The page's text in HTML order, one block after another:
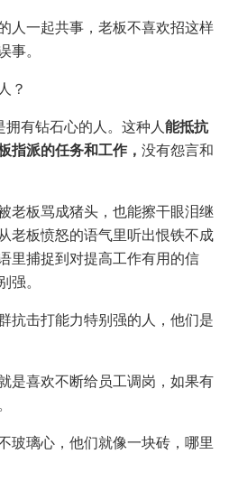
人一起共事，老板不喜欢招这样
。
？
拥有钻石心的人。这种人能抵抗
指派的任务和工作， 没有怨言和
老板骂成猪头，也能擦干眼泪继
老板愤怒的语气里听出恨铁不成
里捕捉到对提高工作有用的信
。
抗击打能力特别强的人，他们是
是喜欢不断给员工调岗，如果有
玻璃心，他们就像一块砖，哪里